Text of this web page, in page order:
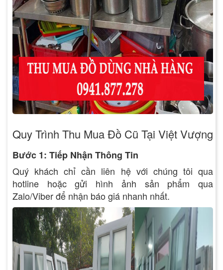
Quy Trình Thu Mua Đồ Cũ Tại Việt Vượng
Bước 1: Tiếp Nhận Thông Tin
Quý khách chỉ cần liên hệ với chúng tôi qua
hotline hoặc gửi hình ảnh sản phẩm qua
Zalo/Viber để nhận báo giá nhanh nhất.